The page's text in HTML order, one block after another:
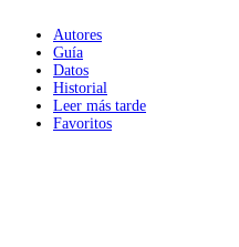
Autores
Guía
Datos
Historial
Leer más tarde
Favoritos